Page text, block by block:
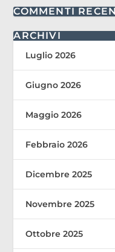
COMMENTI
ARCHIVI
Luglio 2026
Giugno 2026
Maggio 2026
Febbraio 2026
Dicembre 2025
Novembre 2025
Ottobre 2025